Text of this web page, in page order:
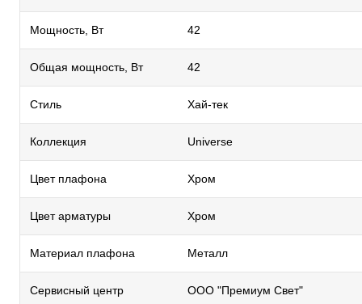
Мощность, Вт 42
Общая мощность, Вт 42
Стиль Хай-тек
Коллекция Universe
Цвет плафона Хром
Цвет арматуры Хром
Материал плафона Металл
Сервисный центр ООО "Премиум Свет"